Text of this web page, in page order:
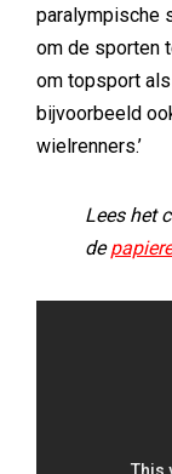
paralympische
om de sporten
om topsport
bijvoorbeeld
wielrenners.’
Lees het
de